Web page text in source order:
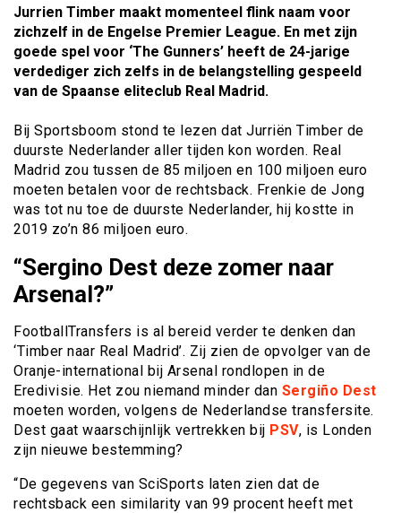
Jurrien Timber maakt momenteel flink naam voor
zichzelf in de Engelse Premier League. En met zijn
goede spel voor ‘The Gunners’ heeft de 24-jarige
verdediger zich zelfs in de belangstelling gespeeld
van de Spaanse eliteclub Real Madrid.
Bij Sportsboom stond te lezen dat Jurriën Timber de
duurste Nederlander aller tijden kon worden. Real
Madrid zou tussen de 85 miljoen en 100 miljoen euro
moeten betalen voor de rechtsback. Frenkie de Jong
was tot nu toe de duurste Nederlander, hij kostte in
2019 zo’n 86 miljoen euro.
“Sergino Dest deze zomer naar
Arsenal?”
FootballTransfers is al bereid verder te denken dan
‘Timber naar Real Madrid’. Zij zien de opvolger van de
Oranje-international bij Arsenal rondlopen in de
Eredivisie. Het zou niemand minder dan Sergiño Dest
moeten worden, volgens de Nederlandse transfersite.
Dest gaat waarschijnlijk vertrekken bij PSV, is Londen
zijn nieuwe bestemming?
“De gegevens van SciSports laten zien dat de
rechtsback een similarity van 99 procent heeft met